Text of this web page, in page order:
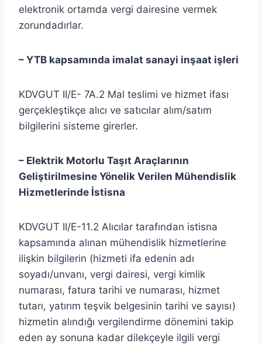
elektronik ortamda vergi dairesine vermek
zorundadırlar.
– YTB kapsamında imalat sanayi inşaat işleri
KDVGUT II/E- 7A.2 Mal teslimi ve hizmet ifası
gerçekleştikçe alıcı ve satıcılar alım/satım
bilgilerini sisteme girerler.
– Elektrik Motorlu Taşıt Araçlarının
Geliştirilmesine Yönelik Verilen Mühendislik
Hizmetlerinde İstisna
KDVGUT II/E-11.2 Alıcılar tarafından istisna
kapsamında alınan mühendislik hizmetlerine
ilişkin bilgilerin (hizmeti ifa edenin adı
soyadı/unvanı, vergi dairesi, vergi kimlik
numarası, fatura tarihi ve numarası, hizmet
tutarı, yatırım teşvik belgesinin tarihi ve sayısı)
hizmetin alındığı vergilendirme dönemini takip
eden ay sonuna kadar dilekçeyle ilgili vergi